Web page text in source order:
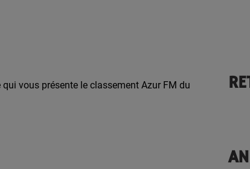
vous présente le classement Azur FM du